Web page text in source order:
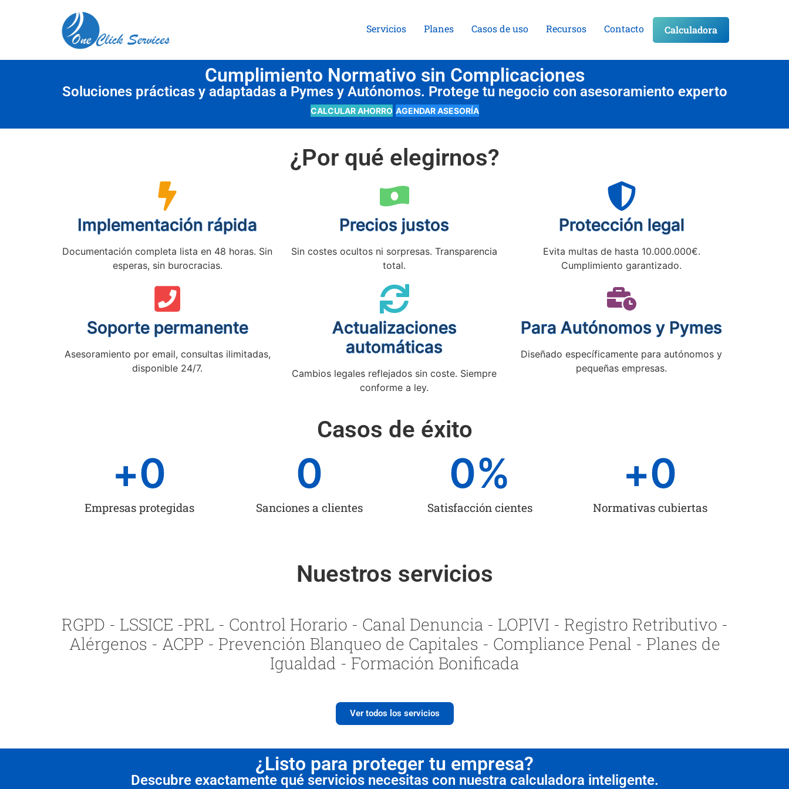
Servicios Planes Casos de uso Recursos Contacto Calculadora
Cumplimiento Normativo sin Complicaciones
Soluciones prácticas y adaptadas a Pymes y Autónomos. Protege tu negocio con asesoramiento experto
CALCULAR AHORRO AGENDAR ASESORÍA
¿Por qué elegirnos?
Implementación rápida
Documentación completa lista en 48 horas. Sin
esperas, sin burocracias.
Precios justos
Sin costes ocultos ni sorpresas. Transparencia
total.
Protección legal
Evita multas de hasta 10.000.000€.
Cumplimiento garantizado.
Soporte permanente
Asesoramiento por email, consultas ilimitadas,
disponible 24/7.
Actualizaciones
automáticas
Cambios legales reflejados sin coste. Siempre
conforme a ley.
Para Autónomos y Pymes
Diseñado específicamente para autónomos y
pequeñas empresas.
Casos de éxito
Empresas protegidas
+0
Sanciones a clientes
0
Satisfacción cientes
0%
Normativas cubiertas
+0
Nuestros servicios
RGPD - LSSICE -PRL - Control Horario - Canal Denuncia - LOPIVI - Registro Retributivo -
Alérgenos - ACPP - Prevención Blanqueo de Capitales - Compliance Penal - Planes de
Igualdad - Formación Bonificada
Ver todos los servicios
¿Listo para proteger tu empresa?
Descubre exactamente qué servicios necesitas con nuestra calculadora inteligente.